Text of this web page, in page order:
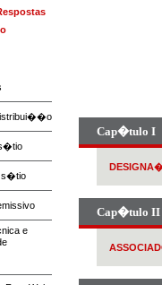
s�tio
e
Cap�tulo I
Cap�tulo II